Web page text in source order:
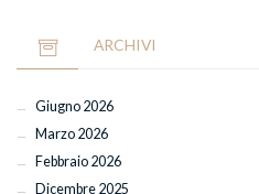
ARCHIVI
Giugno 2026
Marzo 2026
Febbraio 2026
Dicembre 2025